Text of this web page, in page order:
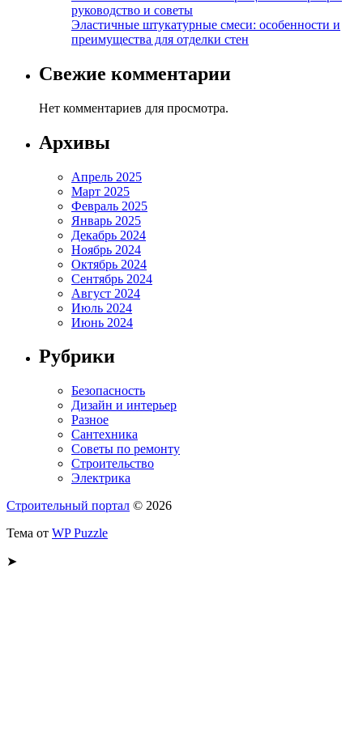
руководство и советы
Эластичные штукатурные смеси: особенности и
преимущества для отделки стен
Свежие комментарии
Нет комментариев для просмотра.
Архивы
Апрель 2025
Март 2025
Февраль 2025
Январь 2025
Декабрь 2024
Ноябрь 2024
Октябрь 2024
Сентябрь 2024
Август 2024
Июль 2024
Июнь 2024
Рубрики
Безопасность
Дизайн и интерьер
Разное
Сантехника
Советы по ремонту
Строительство
Электрика
Строительный портал © 2026
Тема от WP Puzzle
➤